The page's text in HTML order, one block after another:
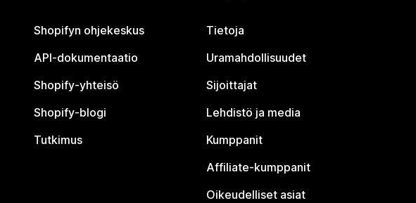
Shopifyn ohjekeskus
API-dokumentaatio
Shopify-yhteisö
Shopify-blogi
Tutkimus
Tietoja
Uramahdollisuudet
Sijoittajat
Lehdistö ja media
Kumppanit
Affiliate-kumppanit
Oikeudelliset asiat